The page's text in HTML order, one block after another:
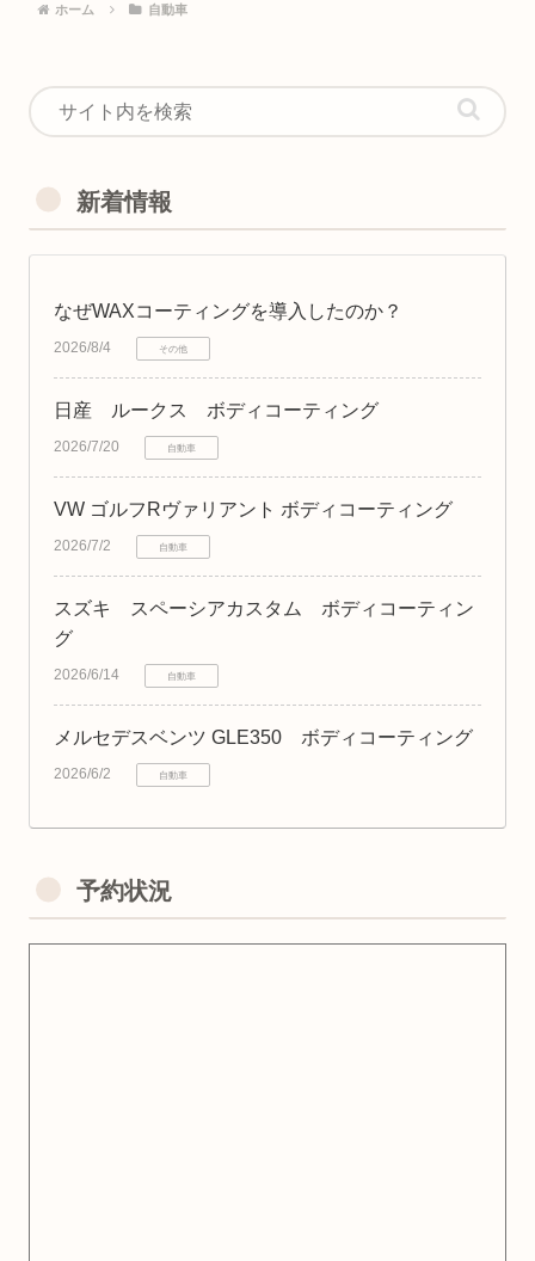
ホーム 自動車
新着情報
なぜWAXコーティングを導入したのか？
2026/8/4 その他
日産 ルークス ボディコーティング
2026/7/20 自動車
VW ゴルフRヴァリアント ボディコーティング
2026/7/2 自動車
スズキ スペーシアカスタム ボディコーティン
グ
2026/6/14 自動車
メルセデスベンツ GLE350 ボディコーティング
2026/6/2 自動車
予約状況